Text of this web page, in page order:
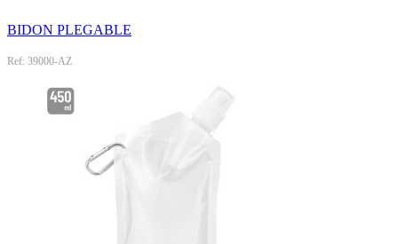
BIDON PLEGABLE
Ref: 39000-AZ